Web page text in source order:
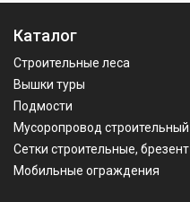
Каталог
Строительные леса
Вышки туры
Подмости
Мусоропровод строительный
Сетки строительные, брезент
Мобильные ограждения